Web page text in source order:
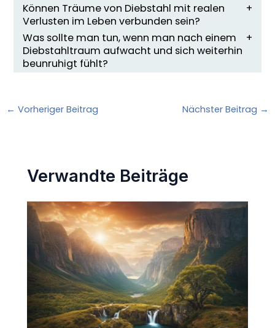
Können Träume von Diebstahl mit realen
Verlusten im Leben verbunden sein?
Was sollte man tun, wenn man nach einem
Diebstahltraum aufwacht und sich weiterhin
beunruhigt fühlt?
← Vorheriger Beitrag Nächster Beitrag →
Verwandte Beiträge